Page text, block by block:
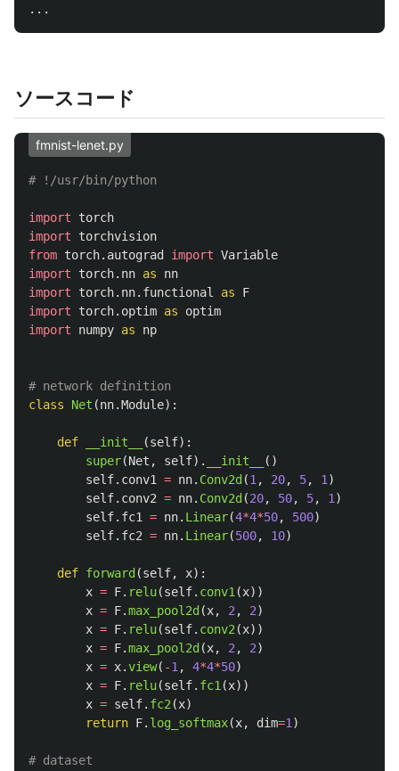
...
ソースコード
fmnist-lenet.py
import
torch
import
torchvision
from torch.autograd import Variable
import
torch.nn as
nn
import
torch.nn.functional as
F
import
torch.optim as
optim
import
numpy as np
class
Net (nn.Module):
def __init__ (self):
super(Net , self). __init__
()
self. conv1 = nn. Conv2d (1 , 20, 5, 1 )
self. conv2 = nn. Conv2d (20, 50, 5, 1 )
self. fc1 = nn. Linear(4*4*50, 500)
self. fc2 = nn. Linear(500, 10)
def forward (self, x):
x = F. relu(self. conv1 (x))
x = F.max_pool2d (x, 2 , 2)
x = F. relu(self. conv2 (x))
x = F.max_pool2d (x, 2 , 2)
x = x.view( -1 , 4*4*50)
x = F. relu(self. fc1 (x))
x = self. fc2 (x)
return F. log_softmax(x, dim=1 )